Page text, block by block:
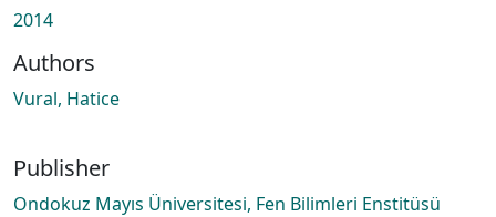
2014
Authors
Vural, Hatice
Publisher
Ondokuz Mayıs Üniversitesi, Fen Bilimleri Enstitüsü